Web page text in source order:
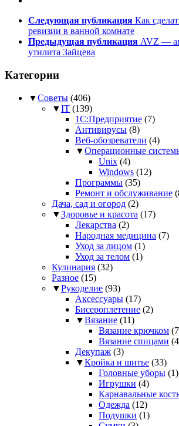
Следующая публикация Как
ревизии в ванной комнате
Предыдущая публикация AVZ —
утилита Зайцева
Категории
▼Советы (406)
▼IT (139)
1С:Предприятие (7)
Антивирусы (8)
Веб-обозреватели (4)
▼Операционные
Unix (4)
Windows (12)
Программы (35)
Ремонт и обслуживание
Дача, сад и огород (2)
▼Здоровье и красота (17)
Лекарства (2)
Народная медицина (7)
Уход за лицом (1)
Уход за телом (1)
Кулинария (32)
Разное (15)
▼Рукоделие (93)
Аксессуары (17)
Бисероплетение (2)
▼Вязание (11)
Вязание крючком
Вязание спицами
Декупаж (3)
▼Кройка и шитье (33)
Головные уборы (1)
Игрушки (4)
Карнавальные
Одежда (12)
Подушки (1)